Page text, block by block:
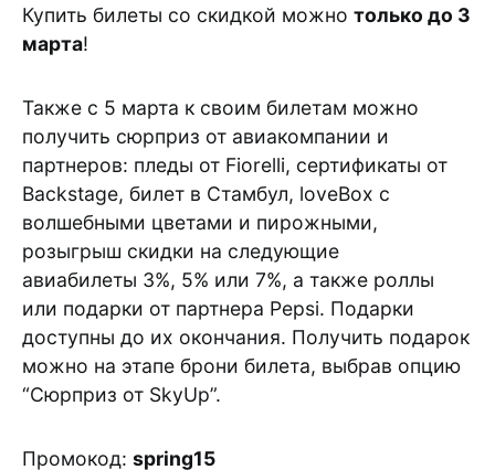
Купить билеты со скидкой можно только до 3
марта!
Также с 5 марта к своим билетам можно
получить сюрприз от авиакомпании и
партнеров: пледы от Fiorelli, сертификаты от
Backstage, билет в Стамбул, loveBox с
волшебными цветами и пирожными,
розыгрыш скидки на следующие
авиабилеты 3%, 5% или 7%, а также роллы
или подарки от партнера Pepsi. Подарки
доступны до их окончания. Получить подарок
можно на этапе брони билета, выбрав опцию
“Сюрприз от SkyUp”.
Промокод: spring15